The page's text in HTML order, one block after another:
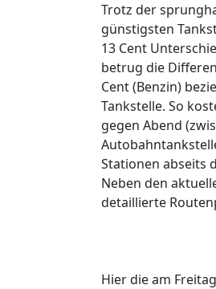
Trotz der
günstigsten
13 Cent
betrug die
Cent (Benzin)
Tankstelle. So
gegen Abend
Stationen abseits
Neben den
detaillierte
Hier die am